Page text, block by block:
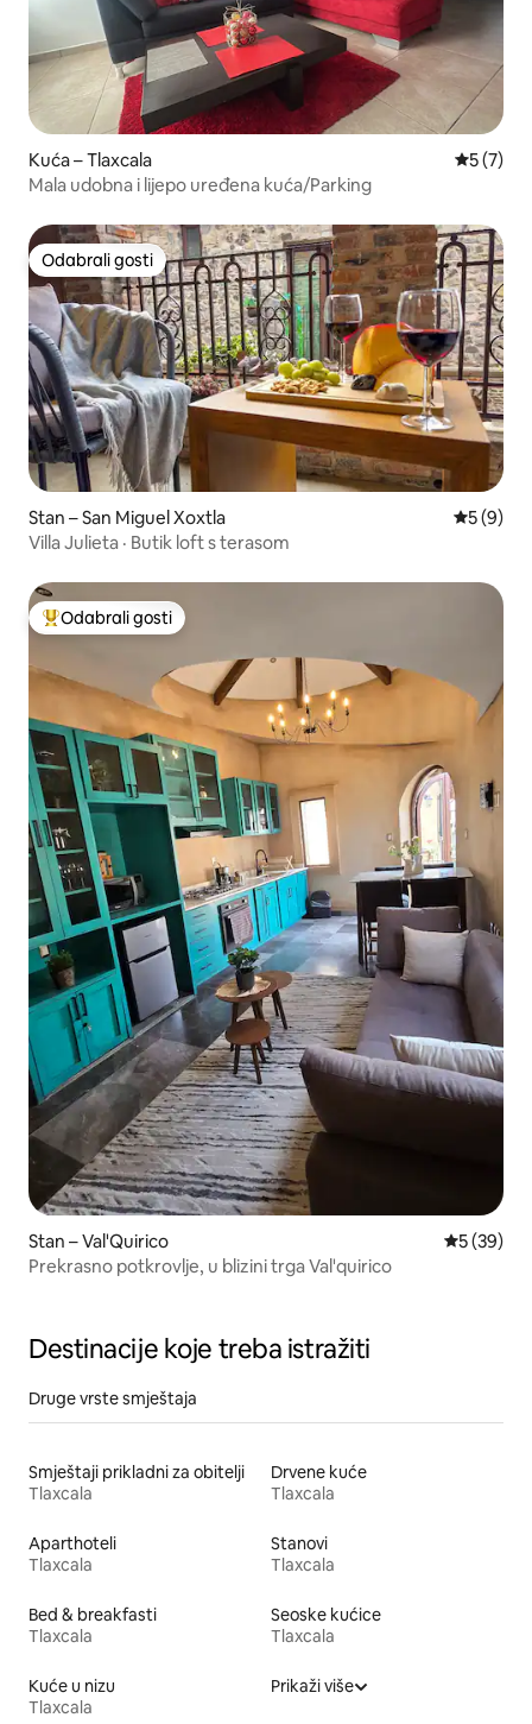
Kuća – Tlaxcala
5 (7)
Mala udobna i lijepo uređena kuća/Parking
Odabrali gosti
Odabrali gosti
Stan – San Miguel Xoxtla
5 (9)
Villa Julieta · Butik loft s terasom
Među najviše rangiranima s oznakom „Odabrali gosti”
Odabrali gosti
Stan – Val'Quirico Prosječna
5 (39)
Prekrasno potkrovlje, u blizini trga Val'quirico
Destinacije koje treba istražiti
Druge vrste smještaja
Smještaji prikladni za obitelji
Tlaxcala
Drvene kuće
Tlaxcala
Aparthoteli
Tlaxcala
Stanovi
Tlaxcala
Bed & breakfasti
Tlaxcala
Seoske kućice
Tlaxcala
Kuće u nizu
Tlaxcala
Prikaži više